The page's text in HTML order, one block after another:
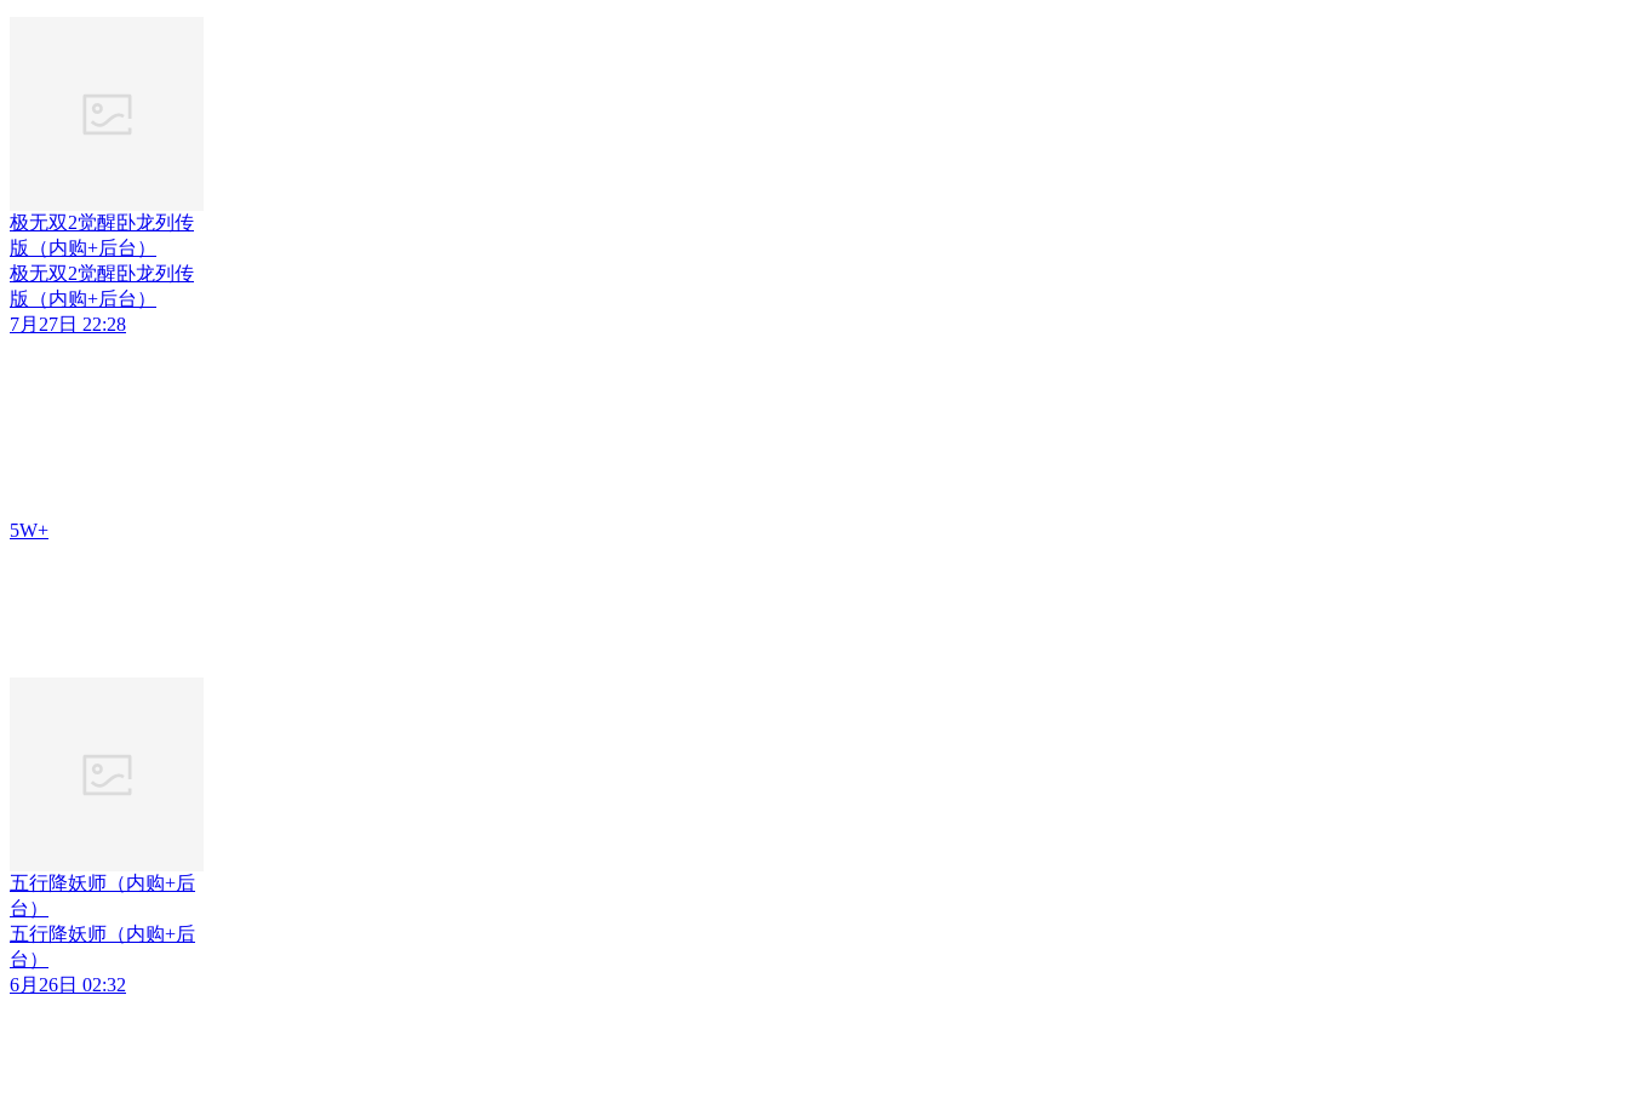
极无双2觉醒卧龙列传
版（内购+后台）
极无双2觉醒卧龙列传
版（内购+后台）
7月27日 22:28
5W+
五行降妖师（内购+后
台）
五行降妖师（内购+后
台）
6月26日 02:32